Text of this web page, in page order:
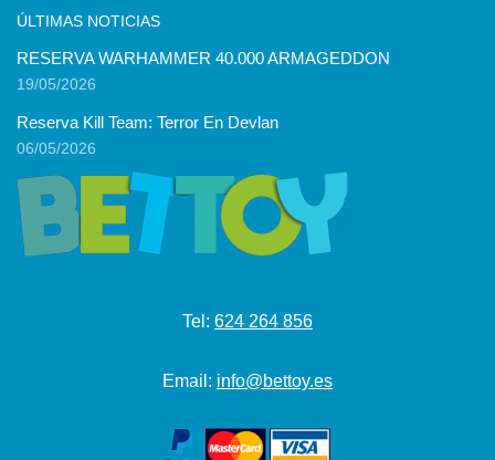
ÚLTIMAS NOTICIAS
RESERVA WARHAMMER 40.000 ARMAGEDDON
19/05/2026
Reserva Kill Team: Terror En Devlan
06/05/2026
Tel: 624 264 856
Email: info@bettoy.es